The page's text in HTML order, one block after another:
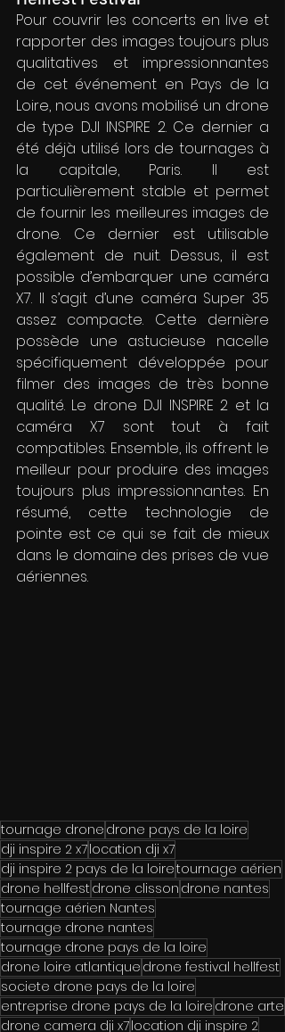
Pour couvrir les concerts en live et
rapporter des images toujours plus
qualitatives et impressionnantes
de cet événement en Pays de la
Loire, nous avons mobilisé un drone
de type DJI INSPIRE 2. Ce dernier a
été déjà utilisé lors de tournages à
la capitale, Paris. Il est
particulièrement stable et permet
de fournir les meilleures images de
drone. Ce dernier est utilisable
également de nuit. Dessus, il est
possible d’embarquer une caméra
X7. Il s’agit d’une caméra Super 35
assez compacte. Cette dernière
possède une astucieuse nacelle
spécifiquement développée pour
filmer des images de très bonne
qualité. Le drone DJI INSPIRE 2 et la
caméra X7 sont tout à fait
compatibles. Ensemble, ils offrent le
meilleur pour produire des images
toujours plus impressionnantes. En
résumé, cette technologie de
pointe est ce qui se fait de mieux
dans le domaine des prises de vue
aériennes.
tournage drone drone pays de la loire
dji inspire 2 x7location dji x7
dji inspire 2 pays de la loiretournage aérien
drone hellfest drone clisson drone nantes
tournage aérien Nantes
tournage drone nantes
tournage drone pays de la loire
drone loire atlantique drone festival hellfest
societe drone pays de la loire
entreprise drone pays de la loire drone arte
drone camera dji x7location dji inspire 2